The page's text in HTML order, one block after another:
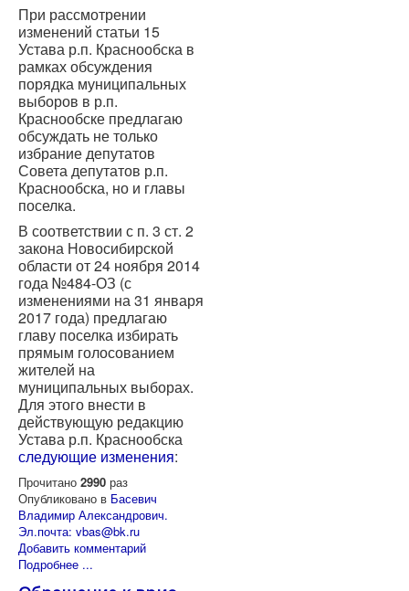
При рассмотрении
изменений статьи 15
Устава р.п. Краснообска в
рамках обсуждения
порядка муниципальных
выборов в р.п.
Краснообске предлагаю
обсуждать не только
избрание депутатов
Совета депутатов р.п.
Краснообска, но и главы
поселка.
В соответствии с п. 3 ст. 2
закона Новосибирской
области от 24 ноября 2014
года №484-ОЗ (с
изменениями на 31 января
2017 года) предлагаю
главу поселка избирать
прямым голосованием
жителей на
муниципальных выборах.
Для этого внести в
действующую редакцию
Устава р.п. Краснообска
следующие изменения:
Прочитано 2990 раз
Опубликовано в Басевич
Владимир Александрович.
Эл.почта: vbas@bk.ru
Добавить комментарий
Подробнее ...